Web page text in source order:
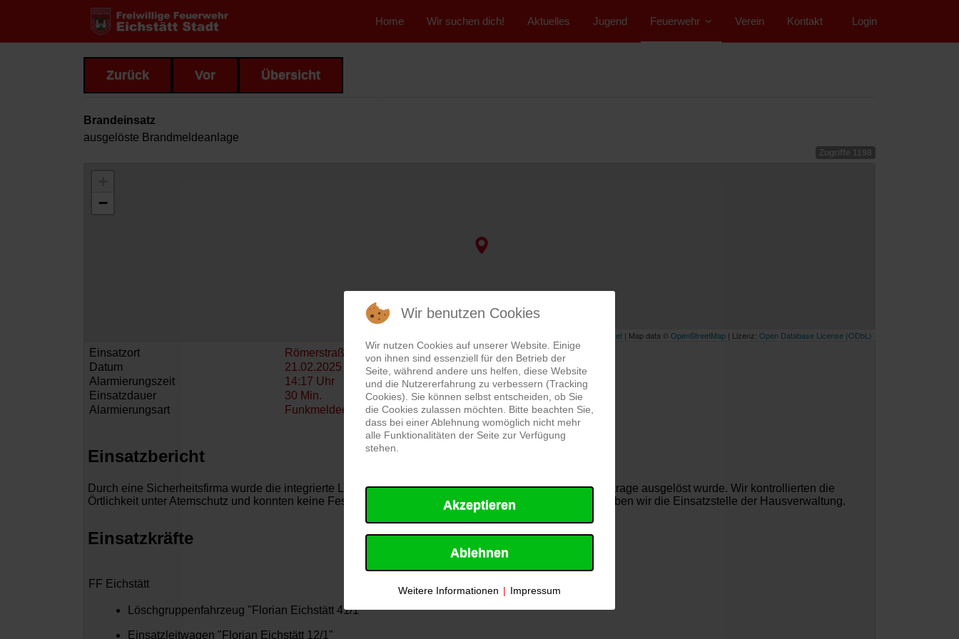
Home Wir suchen dich! Aktuelles Jugend Feuerwehr Verein Kontakt Login
Zurück Vor Übersicht
Brandeinsatz
ausgelöste Brandmeldeanlage
Zugriffe 1198
−
Leaflet | Map data ©OpenStreetMap | Lizenz: Open Database License (ODbL)
Einsatzort
Römerstraße, 85072 Eichstätt
Datum
21.02.2025
Alarmierungszeit
14:17 Uhr
Einsatzdauer
30 Min.
Alarmierungsart
Funkmeldeempfänger
Einsatzbericht
Durch eine Sicherheitsfirma wurde die integrierte Leitstelle informiert, dass der Hausalarm in einer Tiefgarage ausgelöst wurde. Wir kontrollierten die
Örtlichkeit unter Atemschutz und konnten keine Feststellung für den Alarm machen. Im Anschluss übergaben wir die Einsatzstelle der Hausverwaltung.
Einsatzkräfte
FF Eichstätt
Löschgruppenfahrzeug "Florian Eichstätt 41/1"
Einsatzleitwagen "Florian Eichstätt 12/1"
Wir benutzen Cookies
Wir nutzen Cookies auf unserer Website. Einige
von ihnen sind essenziell für den Betrieb der
Seite, während andere uns helfen, diese Website
und die Nutzererfahrung zu verbessern (Tracking
Cookies). Sie können selbst entscheiden, ob Sie
die Cookies zulassen möchten. Bitte beachten Sie,
dass bei einer Ablehnung womöglich nicht mehr
alle Funktionalitäten der Seite zur Verfügung
stehen.
Akzeptieren
Ablehnen
Weitere Informationen | Impressum